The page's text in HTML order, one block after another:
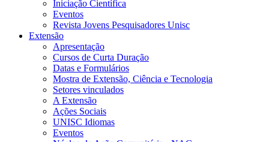
Iniciação Científica
Eventos
Revista Jovens Pesquisadores Unisc
Extensão
Apresentação
Cursos de Curta Duração
Datas e Formulários
Mostra de Extensão, Ciência e Tecnologia
Setores vinculados
A Extensão
Ações Sociais
UNISC Idiomas
Eventos